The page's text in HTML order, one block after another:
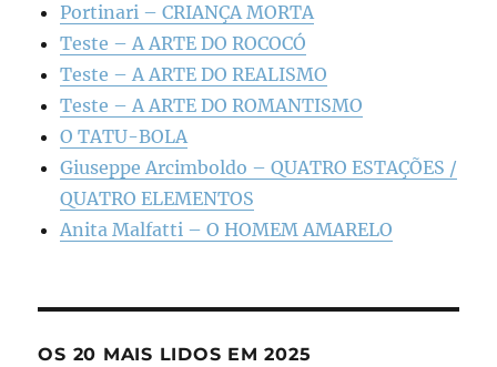
Portinari – CRIANÇA MORTA
Teste – A ARTE DO ROCOCÓ
Teste – A ARTE DO REALISMO
Teste – A ARTE DO ROMANTISMO
O TATU-BOLA
Giuseppe Arcimboldo – QUATRO ESTAÇÕES /
QUATRO ELEMENTOS
Anita Malfatti – O HOMEM AMARELO
OS 20 MAIS LIDOS EM 2025